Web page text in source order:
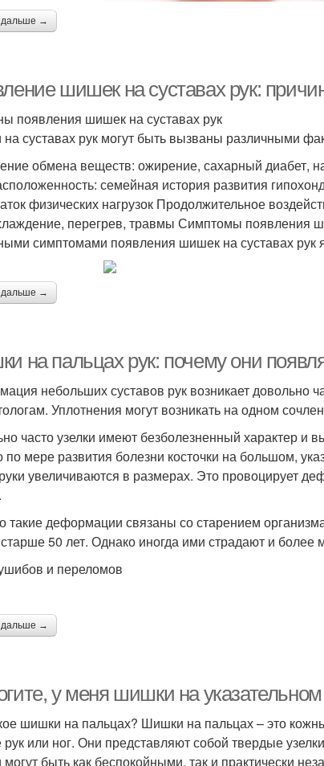
дальше →
шишек на суставах рук:
появления шишек на суставах рук
суставах рук могут быть вызваны различными
обмена веществ: ожирение, сахарный диабет,
семейная история развития
физических нагрузок Продолжительное
перегрев, травмы Симптомы появления
симптомами появления шишек на суставах рук
дальше →
на пальцах рук: почему они
небольших суставов рук возникает довольно
Уплотнения могут возникать на одном
часто узелки имеют безболезненный характер и
по мере развития болезни косточки на большом,
увеличиваются в размерах. Это провоцирует
такие деформации связаны со старением
50 лет. Однако иногда ими страдают и
и переломов
дальше →
у меня шишки на
шишки на пальцах? Шишки на пальцах – это
рук или ног. Они представляют собой твердые
быть как беспокойными, так и практически